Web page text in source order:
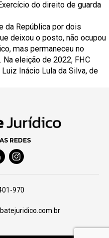
do direito de guarda
da República por dois
deixou o posto, não ocupou
mas permaneceu no
eleição de 2022, FHC
Inácio Lula da Silva, de
REDES
Social Media
Social Media
Instagram Social Media
970